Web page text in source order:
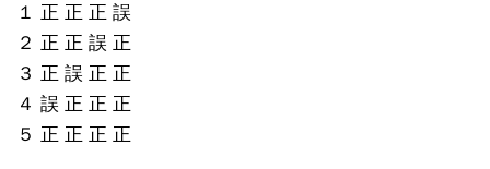
１ 正 正 正 誤
２ 正 正 誤 正
３ 正 誤 正 正
４ 誤 正 正 正
５ 正 正 正 正